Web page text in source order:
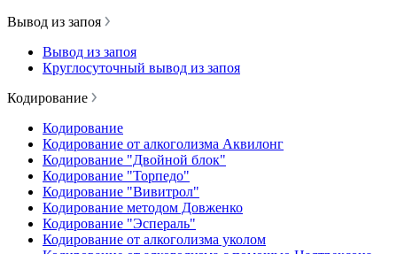
Вывод из запоя
Вывод из запоя
Круглосуточный вывод из запоя
Кодирование
Кодирование
Кодирование от алкоголизма Аквилонг
Кодирование "Двойной блок"
Кодирование "Торпедо"
Кодирование "Вивитрол"
Кодирование методом Довженко
Кодирование "Эспераль"
Кодирование от алкоголизма уколом